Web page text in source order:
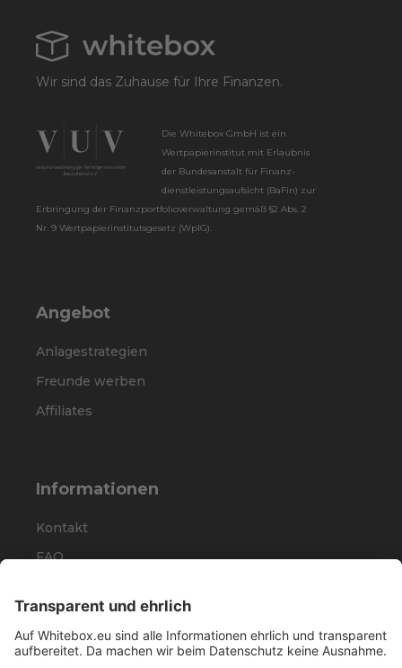
Wir sind das Zuhause für Ihre Finanzen.
Die Whitebox GmbH ist ein
Wertpapier­institut mit Erlaubnis
der Bundes­anstalt für Finanz­
dienstleistungs­aufsicht (BaFin) zur
Erbringung der Finanz­portfolio­verwaltung gemäß §2 Abs. 2
Nr. 9 Wertpapier­instituts­gesetz (WpIG).
Angebot
Anlagestrategien
Freunde werben
Affiliates
Informationen
Kontakt
FAQ
Presse